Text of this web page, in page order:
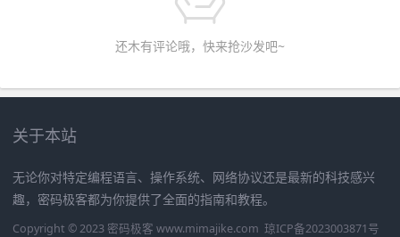
还木有评论哦，快来抢沙发吧~
关于本站
无论你对特定编程语言、操作系统、网络协议还是最新的科技感兴
趣，密码极客都为你提供了全面的指南和教程。
Copyright © 2023 密码极客 www.mimajike.com 琼ICP备2023003871号